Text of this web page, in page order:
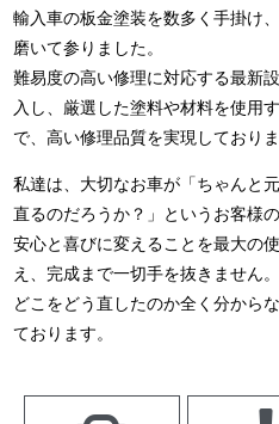
輸入車の板金塗装を数多く手掛け
磨いて参りました。
難易度の高い修理に対応する最新
入し、厳選した塗料や材料を使用
で、高い修理品質を実現しておりま
私達は、大切なお車が「ちゃんと
直るのだろうか？」というお客様
安心と喜びに変えることを最大の
え、完成まで一切手を抜きません。
どこをどう直したのか全く分から
ております。